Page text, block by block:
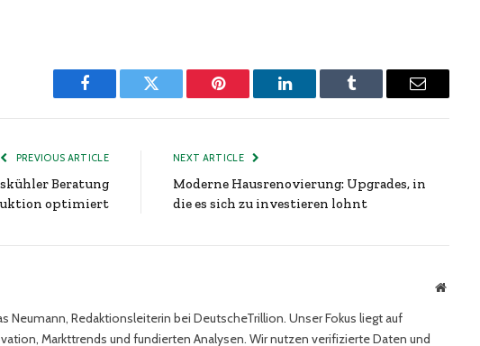
Facebook Twitter Pinterest LinkedIn Tumblr Email
PREVIOUS ARTICLE
Beratung
optimiert
NEXT ARTICLE
Moderne Hausrenovierung: Upgrades, in
die es sich zu investieren lohnt
Website
Neumann, Redaktionsleiterin bei DeutscheTrillion. Unser Fokus liegt auf
Markttrends und fundierten Analysen. Wir nutzen verifizierte Daten und